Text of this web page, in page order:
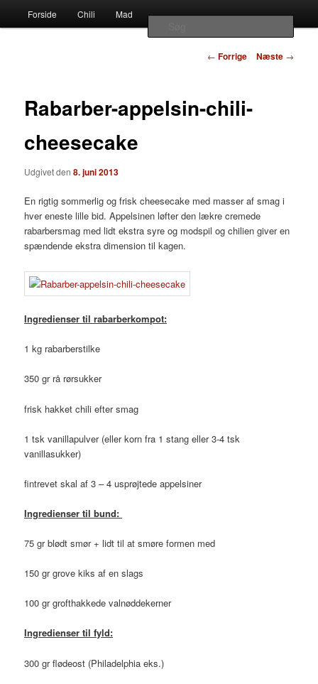
лучшие займы
Fortsæt
indhold
Fortsæt
indhold
Forside Chili Mad
Indlægsnavigation
← Forrige Næste →
Rabarber-appelsin-chili-
cheesecake
Udgivet den8. juni 2013
En rigtig sommerlig og frisk cheesecake med masser af smag i
hver eneste lille bid. Appelsinen løfter den lækre cremede
rabarbersmag med lidt ekstra syre og modspil og chilien giver en
spændende ekstra dimension til kagen.
Ingredienser til rabarberkompot:
1 kg rabarberstilke
350 gr rå rørsukker
frisk hakket chili efter smag
1 tsk vanillapulver (eller korn fra 1 stang eller 3-4 tsk
vanillasukker)
fintrevet skal af 3 – 4 usprøjtede appelsiner
Ingredienser til bund:
75 gr blødt smør + lidt til at smøre formen med
150 gr grove kiks af en slags
100 gr grofthakkede valnøddekerner
Ingredienser til fyld:
300 gr flødeost (Philadelphia eks.)